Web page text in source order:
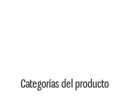
Categorías del producto